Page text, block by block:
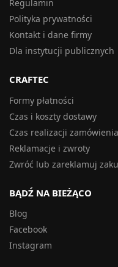
Regulamin
Polityka prywatności
Kontakt i dane firmy
Dla instytucji publicznych
CRAFTEC
Formy płatności
Czas i koszty dostawy
Czas realizacji zamówienia
Reklamacje i zwroty
Zwróć lub zareklamuj
BĄDŹ NA BIEŻĄCO
Blog
Facebook
Instagram